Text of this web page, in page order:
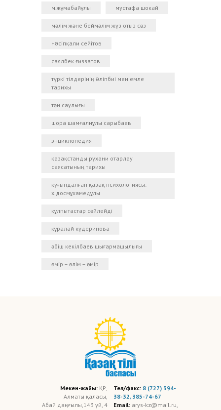
м.жұмабайұлы мустафа шокай
мәлім және беймәлім жүз отыз сөз
нəсіпқали сейітов
саялбек ғиззатов
түркі тілдерінің əліпбиі мен емле
тарихы
тән саулығы
шора шамғалиұлы сарыбаев
энциклопедия
қазақстанды рухани отарлау
саясатының тарихы
қуғындалған қазақ психологиясы:
х.досмұхамедұлы
құлпытастар сөйлейді
құралай күдеринова
әбіш кекілбаев шығармашылығы
өмір – өлім – өмір
Тел/факс: 8 (727) 394-
38-32, 385-74-67
Email:arys-kz@mail.ru,
Мекен-жайы: ҚР,
Алматы қаласы,
Абай даңғылы,143 үй, 4